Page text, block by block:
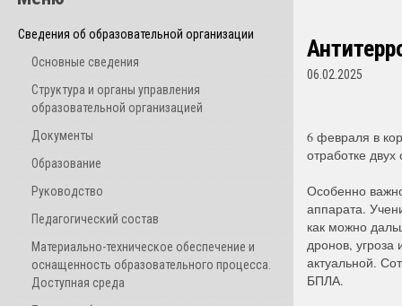
Сведения об образовательной организации
Основные сведения
Структура и органы управления
образовательной организацией
Документы
Образование
Руководство
Педагогический состав
Материально-техническое обеспечение и
оснащенность образовательного процесса.
Доступная среда
06.02.2025
6 февраля в
отработке
Особенно
аппарата.
как можно
дронов, угроза
актуальной.
БПЛА.